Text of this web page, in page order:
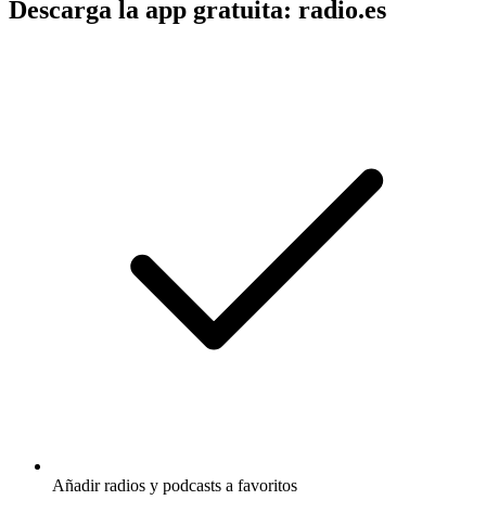
Descarga la app gratuita: radio.es
Añadir radios y podcasts a favoritos